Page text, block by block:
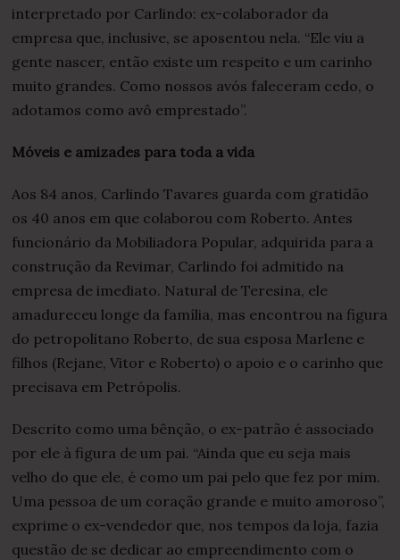
interpretado por Carlindo: ex-colaborador da
empresa que, inclusive, se aposentou nela. “Ele viu a
gente nascer, então existe um respeito e um carinho
muito grandes. Como nossos avós faleceram cedo, o
adotamos como avô emprestado”.
Móveis e amizades para toda a vida
Aos 84 anos, Carlindo Tavares guarda com gratidão
os 40 anos em que colaborou com Roberto. Antes
funcionário da Mobiliadora Popular, adquirida para a
construção da Revimar, Carlindo foi admitido na
empresa de imediato. Natural de Teresina, ele
amadureceu longe da família, mas encontrou na figura
do petropolitano Roberto, de sua esposa Marlene e
filhos (Rejane, Vitor e Roberto) o apoio e o carinho que
precisava em Petrópolis.
Descrito como uma bênção, o ex-patrão é associado
por ele à figura de um pai. “Ainda que eu seja mais
velho do que ele, é como um pai pelo que fez por mim.
Uma pessoa de um coração grande e muito amoroso”,
exprime o ex-vendedor que, nos tempos da loja, fazia
questão de se dedicar ao empreendimento com o